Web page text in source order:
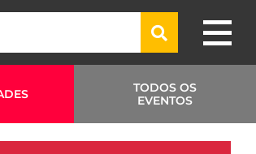
TODOS OS
EVENTOS